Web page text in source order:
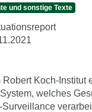
und sonstige Texte
Robert Koch-Institut
welches